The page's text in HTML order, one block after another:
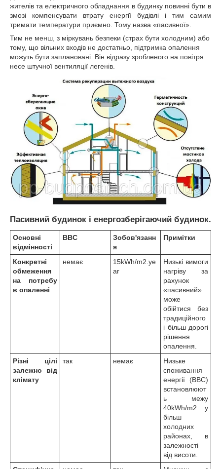
жителів та електричного обладнання в будинку повинні бути в
змозі компенсувати втрату енергії будівлі і тим самим
тримати температури приємно. Тому назва «пасивної».
Тим не менш, з міркувань безпеки (страх бути холодним) або
тому, що вільних входів не достатньо, підтримка опалення
можуть бути заплановані. Він відразу зробленого на повітря
несе штучної вентиляції легенів.
Пасивний будинок і енергозберігаючий будинок.
Основні
відмінності
BBC
Зобов'язанн
я
Примітки
Конкретні
обмеження
на потребу
в опаленні
немає
15kWh/m2.ye
ar
Низькі вимоги
нагріву за
рахунок
«пасивний»
може
обійтися без
традиційного
і більш дорогі
рішення
опалення.
Різні цілі
залежно від
клімату
так немає
Низьке
споживання
енергії (BBC)
встановлюют
ь межу
40kWh/m2 у
більш
холодних
районах, в
залежності
від висоти.